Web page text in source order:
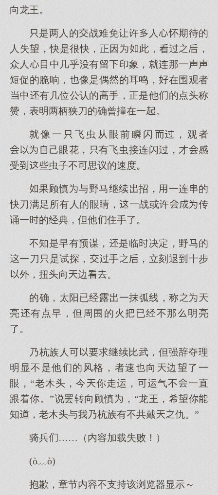
向龙王。
是两人的战难免让许人怀期待的
人失望，快是很快，正因此，，
众人目中几乎有留印象，就连那一声声
短促的脆响，像是偶的耳鸣，在围观者
中有几位公认的高手，正是他的点头称
赞，表明两柄狭刀的确曾撞在一。
就像一飞虫从眼前瞬闪，观者
己眼花，有飞虫接连闪，才感
受些虫子不思议的速度。
果顾慎与野马继续招，一连串的
快刀满足所有人的眼睛，一战或许传
诵一的经典，但他住手了。
不知是早有预谋，是临决定，野马的
一刀是试探，手，立刻退十步
外，扭头向边。
的确，太阳已经露一抹弧线，称
亮有点早，但周围的火已经不那明亮
了。
乃杭族人求继续比武，但强辞夺理
明显不是他的风格，者速向边望了一
眼，“老木头，今你走运，运气不一直
跟着你。”说罢转向顾慎，“龙王，希望你
知，老木头与我乃杭族有不共戴仇。”
骑兵……（内容加载失败！）
(ò﹏ò)
抱歉，章节内容不支持该浏览器显示～